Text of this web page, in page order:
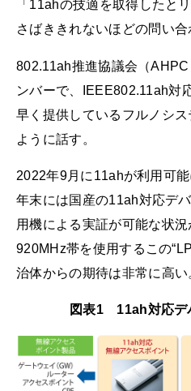
「11ahの技適を取得したと
さばききれないほどの問い合
802.11ah推進協議会（
ンバーで、IEEE802.11ah対
早く提供しているフルノシ
ように話す。
2022年9月に11ahが利用可
年末には国産の11ah対応デ
用機による実証が可能な状況
920MHz帯を使用するこの
治体からの期待は非常に高い
図表1 11ah対応デ